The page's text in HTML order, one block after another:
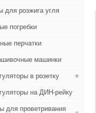
для розжига угля
погребки
перчатки
машинки
в розетку
на ДИН-рейку
для проветривания